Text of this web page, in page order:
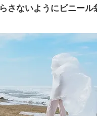
さないようにビニール